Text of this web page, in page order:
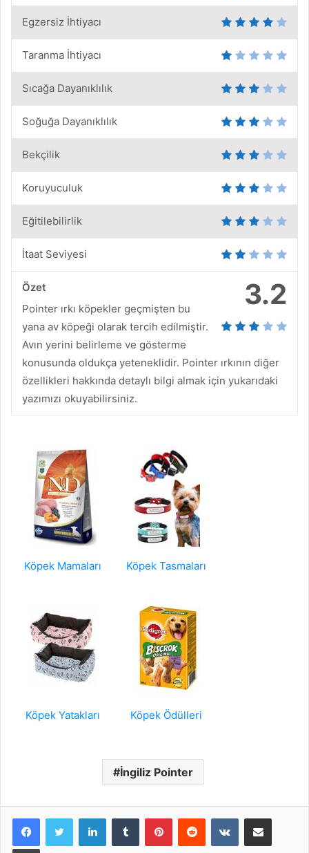
Egzersiz İhtiyacı
Taranma İhtiyacı
Sıcağa Dayanıklılık
Soğuğa Dayanıklılık
Bekçilik
Koruyuculuk
Eğitilebilirlik
İtaat Seviyesi
3.2
Özet
Pointer ırkı köpekler geçmişten bu
yana av köpeği olarak tercih edilmiştir.
Avın yerini belirleme ve gösterme
konusunda oldukça yeteneklidir. Pointer ırkının diğer
özellikleri hakkında detaylı bilgi almak için yukarıdaki
yazımızı okuyabilirsiniz.
Köpek Mamaları Köpek Tasmaları
Köpek Yatakları Köpek Ödülleri
İngiliz Pointer
LinkedInTumblr PinterestReddit VKontakteE-Posta ile paylaş
Yazdır